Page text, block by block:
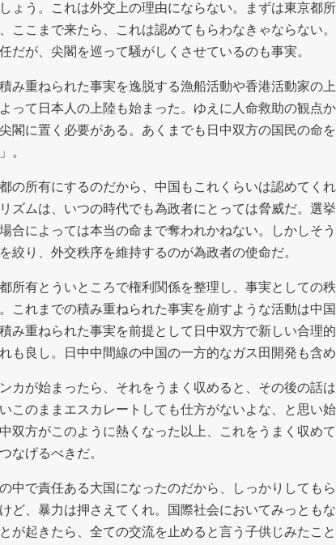
ょう。これは外交上の理由にならない。まずは東京都
ここまで来たら、これは認めてもらわなきゃならない
だが、尖閣を巡って騒がしくさせているのも事実。
み重ねられた事実を逸脱する漁船活動や香港活動家の
って日本人の上陸も始まった。ゆえに人命救助の観点
閣に置く必要がある。あくまでも日中双方の国民の命
。
の所有にするのだから、中国もこれくらいは認めてく
ズムは、いつの時代でも為政者にとっては脅威だ。選
合によっては本当の命まで奪われかねない。しかしそ
絞り、外交秩序を維持するのが為政者の使命だ。
所有とういところで権利関係を整理し、事実としての
これまでの積み重ねられた事実を崩すような活動は中
み重ねられた事実を前提として日中双方で新しい合理
も良し。日中中間線の中国の一方的なガス田開発も含
カが始まったら、それをうまく収めると、その後の話
このままエスカレートしても仕方がないよな、と思い
双方がこのように熱くなった以上、これをうまく収め
なげるべきだ。
中で責任ある大国になったのだから、しっかりしてもら
ど、暴力は押さえてくれ。国際社会においてみっとも
が起きたら、全ての交流を止めると言う子供じみたこ